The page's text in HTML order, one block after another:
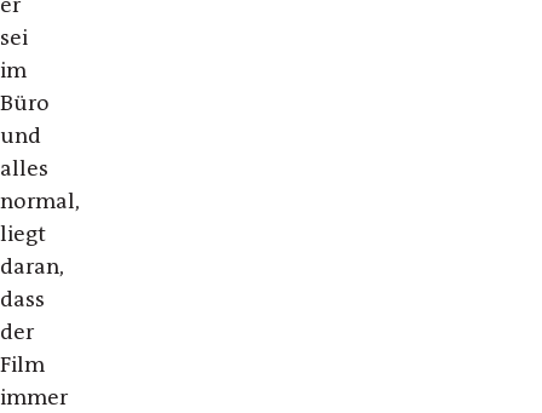
sei
im
Büro
und
alles
normal,
liegt
daran,
dass
der
Film
immer